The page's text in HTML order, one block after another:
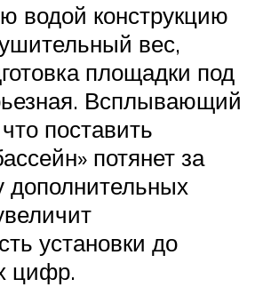
водой конструкцию
вес,
площадки под
Всплывающий
поставить
потянет за
дополнительных
установки до
цифр.